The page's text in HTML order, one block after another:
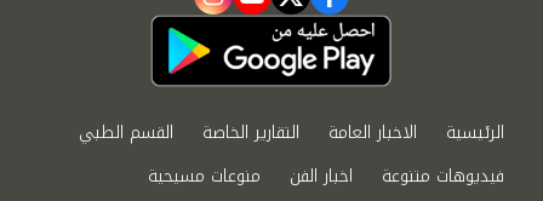
الرئيسية الاخبار العامة التقارير الخاصة
القسم الطبي
فيديوهات متنوعة
اخبار الفن
منوعات مسيحية